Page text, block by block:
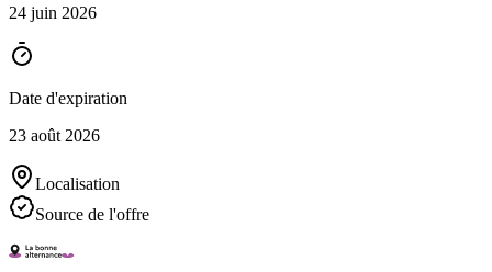
24 juin 2026
Date d'expiration
23 août 2026
Localisation
Source de l'offre